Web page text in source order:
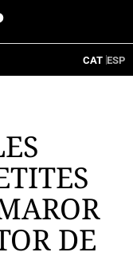
CAT ESP
DE